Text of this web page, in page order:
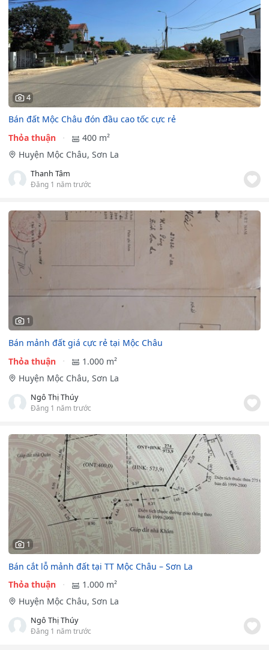
4
Bán đất Mộc Châu đón đầu cao tốc cực rẻ
Thỏa thuận
400 m²
Huyện Mộc Châu, Sơn La
Thanh Tâm
Đăng 1 năm trước
1
Bán mảnh đất giá cực rẻ tại Mộc Châu
Thỏa thuận
1.000 m²
Huyện Mộc Châu, Sơn La
Ngô Thị Thúy
Đăng 1 năm trước
1
Bán cắt lỗ mảnh đất tại TT Mộc Châu – Sơn La
Thỏa thuận
1.000 m²
Huyện Mộc Châu, Sơn La
Ngô Thị Thúy
Đăng 1 năm trước